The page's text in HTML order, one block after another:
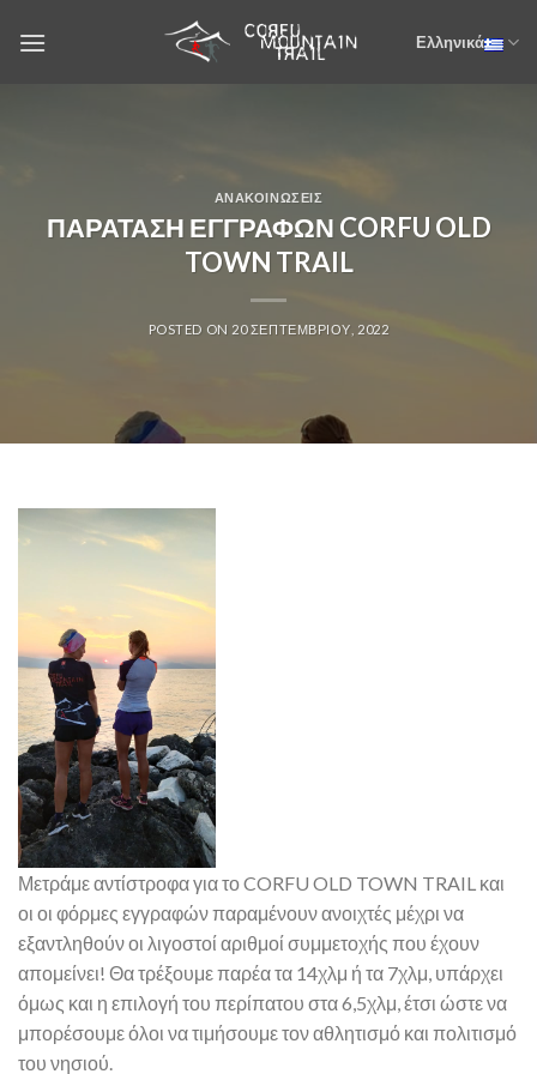
Ελληνικά
ΑΝΑΚΟΙΝΏΣΕΙΣ
ΠΑΡΑΤΑΣΗ ΕΓΓΡΑΦΩΝ CORFU OLD
TOWN TRAIL
POSTED ON 20 ΣΕΠΤΕΜΒΡΊΟΥ, 2022
Μετράμε αντίστροφα για το CORFU OLD TOWN TRAIL και
οι οι φόρμες εγγραφών παραμένουν ανοιχτές μέχρι να
εξαντληθούν οι λιγοστοί αριθμοί συμμετοχής που έχουν
απομείνει! Θα τρέξουμε παρέα τα 14χλμ ή τα 7χλμ, υπάρχει
όμως και η επιλογή του περίπατου στα 6,5χλμ, έτσι ώστε να
μπορέσουμε όλοι να τιμήσουμε τον αθλητισμό και πολιτισμό
του νησιού.